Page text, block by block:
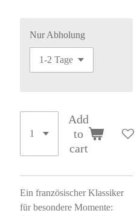
Nur Abholung
Add
to
cart
Ein französischer Klassiker
für besondere Momente: